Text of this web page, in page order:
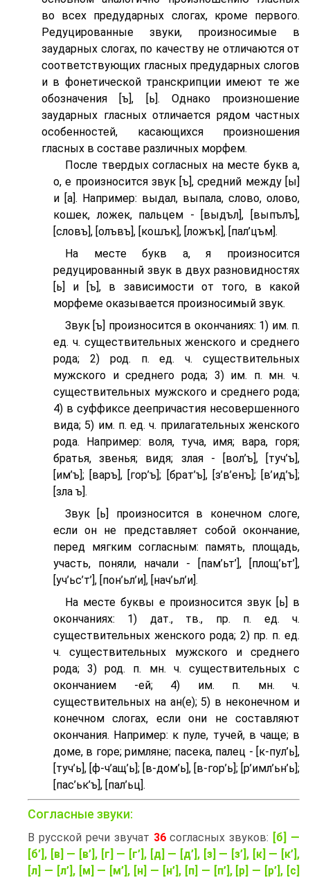
во всех предударных слогах, кроме первого.
Редуцированные звуки, произносимые в
заударных слогах, по качеству не отличаются от
соответствующих гласных предударных слогов
и в фонетической транскрипции имеют те же
обозначения [ъ], [ь]. Однако произношение
заударных гласных отличается рядом частных
особенностей, касающихся произношения
гласных в составе различных морфем.
После твердых согласных на месте букв а,
о, е произносится звук [ъ], средний между [ы]
и [а]. Например: выдал, выпала, слово, олово,
кошек, ложек, пальцем - [выдъл], [выпълъ],
[словъ], [олъвъ], [кошък], [ложък], [пал’цъм].
На месте букв а, я произносится
редуцированный звук в двух разновидностях
[ь] и [ъ], в зависимости от того, в какой
морфеме оказывается произносимый звук.
Звук [ъ] произносится в окончаниях: 1) им. п.
ед. ч. существительных женского и среднего
рода; 2) род. п. ед. ч. существительных
мужского и среднего рода; 3) им. п. мн. ч.
существительных мужского и среднего рода;
4) в суффиксе деепричастия несовершенного
вида; 5) им. п. ед. ч. прилагательных женского
рода. Например: воля, туча, имя; вара, горя;
братья, звенья; видя; злая - [вол’ъ], [туч’ъ],
[им’ъ]; [варъ], [гор’ъ]; [брат’ъ], [з’в’eнъ]; [в’ид’ъ];
[зла ъ].
Звук [ь] произносится в конечном слоге,
если он не представляет собой окончание,
перед мягким согласным: память, площадь,
участь, поняли, начали - [пам’ьт’], [площ’ьт’],
[уч’ьс’т’], [пон’ьл’и], [нач’ьл’и].
На месте буквы е произносится звук [ь] в
окончаниях: 1) дат., тв., пр. п. ед. ч.
существительных женского рода; 2) пр. п. ед.
ч. существительных мужского и среднего
рода; 3) род. п. мн. ч. существительных с
окончанием -ей; 4) им. п. мн. ч.
существительных на ан(е); 5) в неконечном и
конечном слогах, если они не составляют
окончания. Например: к пуле, тучей, в чаще; в
доме, в горе; римляне; пасека, палец - [к-пул’ь],
[туч’ь], [ф-ч’aщ’ь]; [в-дом’ь], [в-гор’ь]; [р’имл’ьн’ь];
[пас’ьк’ъ], [пал’ьц].
Согласные звуки:
В русской речи звучат 36согласных звуков:
[б] —
[б’], [в] — [в’], [г] — [г’], [д] — [д’], [з] — [з’], [к] — [к’],
[л] — [л’], [м] — [м’], [н] — [н’], [п] — [п’], [р] — [р’], [с]